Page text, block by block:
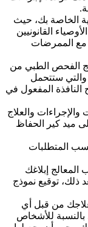
الخاصة بك، حيث
القانونيين
مع الممرضات
الفحص الطبي من
ستتحمل
النافذة المفعول في
والعلاج
ميد كير الحفاظ
المتطلبات
إبلاغك
ذلك، توقيع نموذج
من قبل أي
للأشخاص